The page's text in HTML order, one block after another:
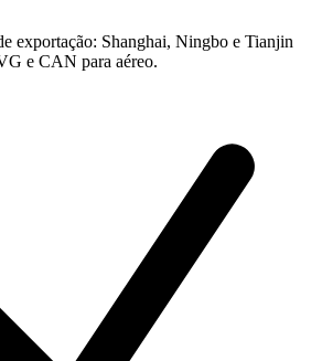
exportação: Shanghai, Ningbo e Tianjin
e CAN para aéreo.